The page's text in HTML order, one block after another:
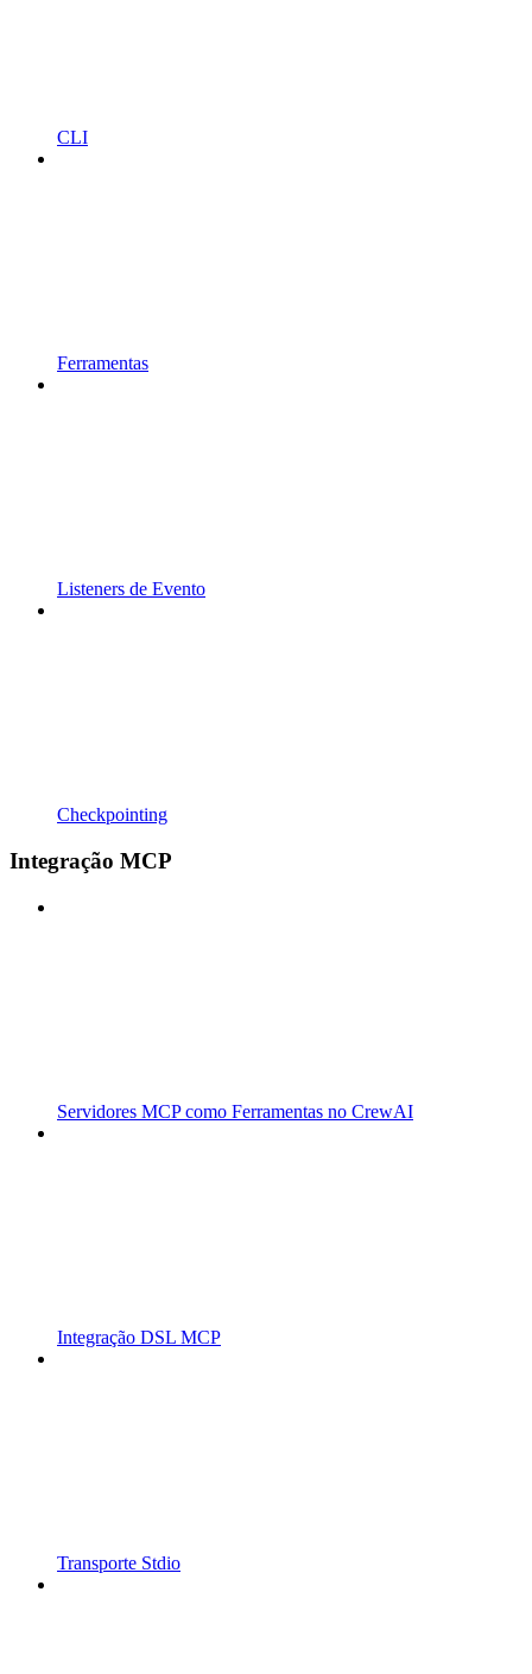
CLI
Ferramentas
Listeners de Evento
Checkpointing
Integração MCP
Servidores MCP como Ferramentas no CrewAI
Integração DSL MCP
Transporte Stdio